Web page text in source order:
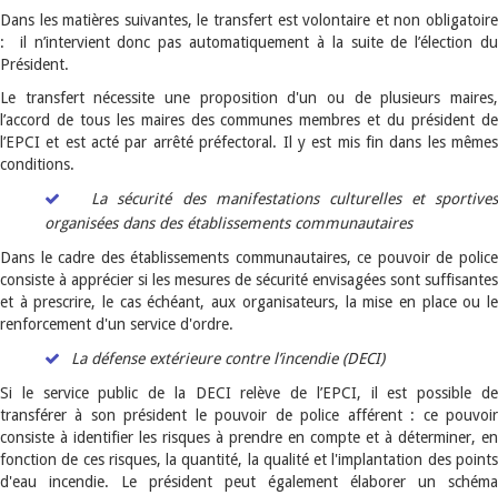
Dans les matières suivantes, le transfert est volontaire et non obligatoire
: il n’intervient donc pas automatiquement à la suite de l’élection du
Président.
Le transfert nécessite une proposition d'un ou de plusieurs maires,
l’accord de tous les maires des communes membres et du président de
l’EPCI et est acté par arrêté préfectoral. Il y est mis fin dans les mêmes
conditions.
La sécurité des manifestations culturelles et sportives
organisées dans des établissements communautaires
Dans le cadre des établissements communautaires, ce pouvoir de police
consiste à apprécier si les mesures de sécurité envisagées sont suffisantes
et à prescrire, le cas échéant, aux organisateurs, la mise en place ou le
renforcement d'un service d'ordre.
La défense extérieure contre l’incendie (DECI)
Si le service public de la DECI relève de l’EPCI, il est possible de
transférer à son président le pouvoir de police afférent : ce pouvoir
consiste à identifier les risques à prendre en compte et à déterminer, en
fonction de ces risques, la quantité, la qualité et l'implantation des points
d'eau incendie. Le président peut également élaborer un schéma